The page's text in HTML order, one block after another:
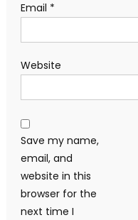
Email *
Website
Save my name,
email, and
website in this
browser for the
next time I